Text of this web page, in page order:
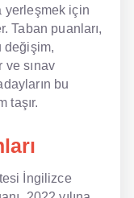
yerleşmek için
Taban puanları,
değişim,
sınav
bu
taşır.
İngilizce